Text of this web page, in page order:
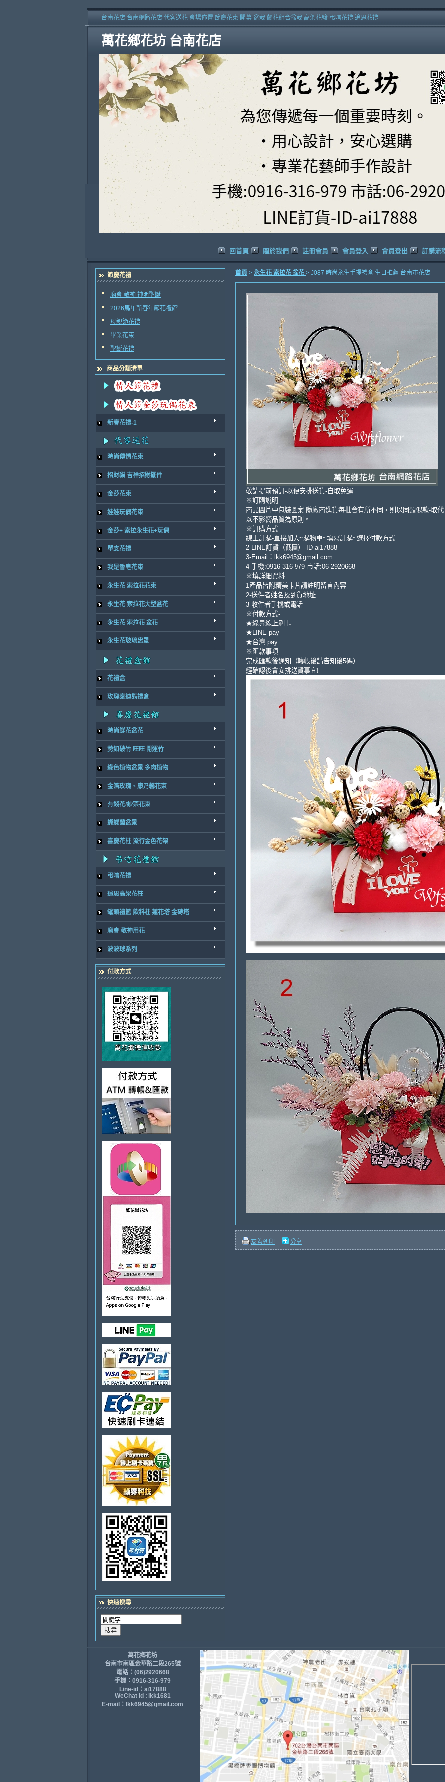
萬花鄉花坊 台南花店
台南花店 台南網路花店 代客送花 會場佈置 節慶花束 開幕 盆栽 蘭花組合盆栽 高架花籃 弔唁花禮 追思花禮
回首頁 關於我們 註冊會員 會員登入 會員登出 訂購流
節慶花禮
廟會 敬神 神明聖誕
2026馬年新春年節花禮館
母親節花禮
畢業花束
聖誕花禮
商品分類清單
新春花禮-1
時尚傳情花束
招財貓 吉祥招財擺件
金莎花束
娃娃玩偶花束
金莎+ 索拉永生花+玩偶
單支花禮
我是香皂花束
永生花 索拉花花束
永生花 索拉花大型盆花
永生花 索拉花 盆花
永生花玻璃盅罩
花禮盒
玫瑰泰迪熊禮盒
時尚鮮花盆花
勢如破竹 旺旺 開運竹
綠色植物盆景 多肉植物
金箔玫瑰、康乃馨花束
有錢花/鈔票花束
蝴蝶蘭盆景
喜慶花柱 流行金色花架
弔唁花禮
追思高架花柱
罐頭禮籃 飲料柱 蓮花塔 金磚塔
廟會 敬神用花
波波球系列
付款方式
快速搜尋
首頁 > 永生花 索拉花 盆花 > J087 時尚永生手提禮盒 生日推薦 台南市花店
敬請提前預訂-以便安排送貨-自取免運
※訂購說明
商品圖片中包裝圖案.隨廠商進貨每批會有所不同，則以同類似款-取代
以不影嚮品質為原則。
※訂購方式
線上訂購-直接加入~購物車~填寫訂購~選擇付款方式
2-LINE訂貨（截圖）-ID-ai17888
3-Email：lkk6945@gmail.com
4-手機:0916-316-979 市話:06-2920668
※填詳細資料
1產品皆附精美卡片請註明留言內容
2-送件者姓名及到貨地址
3-收件者手機或電話
※付款方式-
★綠界線上刷卡
★LINE pay
★台灣 pay
※匯款事項
完成匯款後通知（轉帳後請告知後5碼）
經確認後會安排送貨事宜!
友善列印 分享
萬花鄉花坊
台南市南區金華路二段265號
電話：(06)2920668
手機：0916-316-979
Line-id：ai17888
WeChat id : lkk1681
E-mail：lkk6945@gmail.com